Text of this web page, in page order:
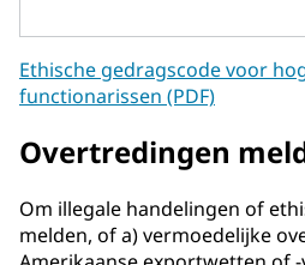
Ethische gedragscode voor
functionarissen (PDF)
Overtredingen
Om illegale handelingen of
melden, of a) vermoedelijke